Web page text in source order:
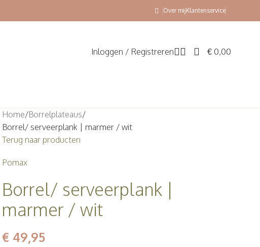
Over mijKlantenservice
Inloggen / Registreren €0,00
Home Borrelplateaus
Borrel/ serveerplank | marmer / wit
Terug naar producten
Pomax
Borrel/ serveerplank |
marmer / wit
€ 49,95